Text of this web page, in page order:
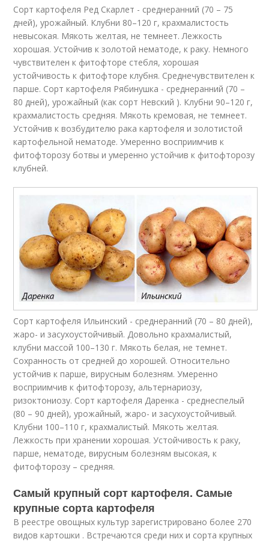
Сорт картофеля Ред Скарлет - среднеранний (70 – 75
дней), урожайный. Клубни 80–120 г, крахмалистость
невысокая. Мякоть желтая, не темнеет. Лежкость
хорошая. Устойчив к золотой нематоде, к раку. Немного
чувствителен к фитофторе стебля, хорошая
устойчивость к фитофторе клубня. Среднечувствителен к
парше. Сорт картофеля Рябинушка - среднеранний (70 –
80 дней), урожайный (как сорт Невский ). Клубни 90–120 г,
крахмалистость средняя. Мякоть кремовая, не темнеет.
Устойчив к возбудителю рака картофеля и золотистой
картофельной нематоде. Умеренно восприимчив к
фитофторозу ботвы и умеренно устойчив к фитофторозу
клубней.
Сорт картофеля Ильинский - среднеранний (70 – 80 дней),
жаро- и засухоустойчивый. Довольно крахмалистый,
клубни массой 100–130 г. Мякоть белая, не темнет.
Сохранность от средней до хорошей. Относительно
устойчив к парше, вирусным болезням. Умеренно
восприимчив к фитофторозу, альтернариозу,
ризоктониозу. Сорт картофеля Даренка - среднеспелый
(80 – 90 дней), урожайный, жаро- и засухоустойчивый.
Клубни 100–110 г, крахмалистый. Мякоть желтая.
Лежкость при хранении хорошая. Устойчивость к раку,
парше, нематоде, вирусным болезням высокая, к
фитофторозу – средняя.
Самый крупный сорт картофеля. Самые
крупные сорта картофеля
В реестре овощных культур зарегистрировано более 270
видов картошки . Встречаются среди них и сорта крупных